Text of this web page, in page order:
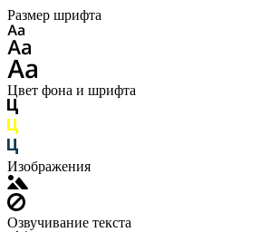
Размер шрифта
Цвет фона и шрифта
Изображения
Озвучивание текста